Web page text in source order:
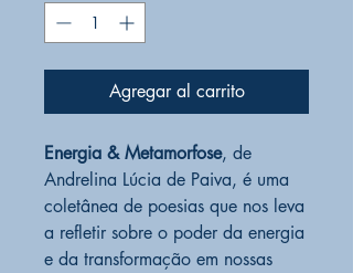
Agregar al carrito
Energia & Metamorfose, de
Andrelina Lúcia de Paiva, é uma
coletânea de poesias que nos leva
a refletir sobre o poder da energia
e da transformação em nossas